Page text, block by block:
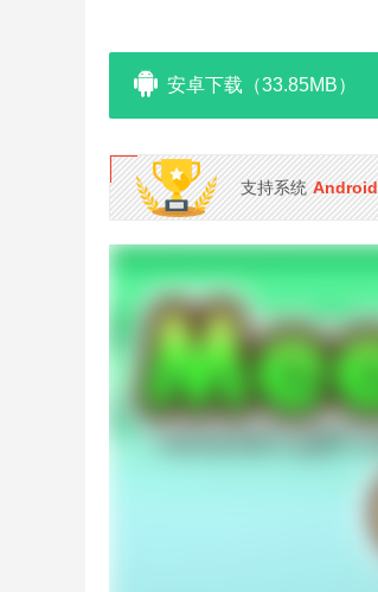
安卓下载（33.85MB）
支持系统 Android